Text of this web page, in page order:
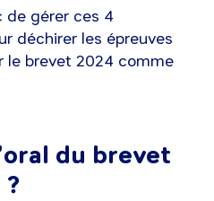
de gérer ces 4
déchirer les épreuves
le brevet 2024 comme
du brevet
?